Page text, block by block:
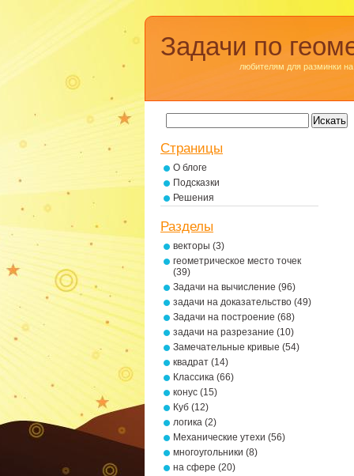
Задачи по
любителям для разминки на
Страницы
О блоге
Подсказки
Решения
Разделы
векторы (3)
геометрическое место точек
(39)
Задачи на вычисление (96)
задачи на доказательство (49)
Задачи на построение (68)
задачи на разрезание (10)
Замечательные кривые (54)
квадрат (14)
Классика (66)
конус (15)
Куб (12)
логика (2)
Механические утехи (56)
многоугольники (8)
на сфере (20)